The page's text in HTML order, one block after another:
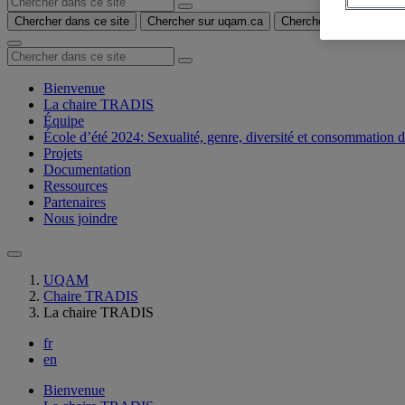
Chercher dans ce site Chercher sur uqam.ca Chercher sur le web
Bienvenue
La chaire TRADIS
Équipe
École d’été 2024: Sexualité, genre, diversité et consommation
Projets
Documentation
Ressources
Partenaires
Nous joindre
UQAM
Chaire TRADIS
La chaire TRADIS
fr
en
Bienvenue